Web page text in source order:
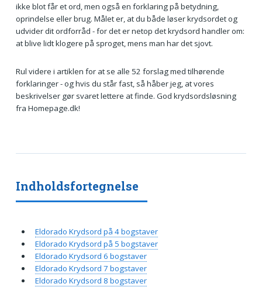
ikke blot får et ord, men også en forklaring på betydning,
oprindelse eller brug. Målet er, at du både løser krydsordet og
udvider dit ordforråd - for det er netop det krydsord handler om:
at blive lidt klogere på sproget, mens man har det sjovt.
Rul videre i artiklen for at se alle 52 forslag med tilhørende
forklaringer - og hvis du står fast, så håber jeg, at vores
beskrivelser gør svaret lettere at finde. God krydsordsløsning
fra Homepage.dk!
Indholdsfortegnelse
Eldorado Krydsord på 4 bogstaver
Eldorado Krydsord på 5 bogstaver
Eldorado Krydsord 6 bogstaver
Eldorado Krydsord 7 bogstaver
Eldorado Krydsord 8 bogstaver